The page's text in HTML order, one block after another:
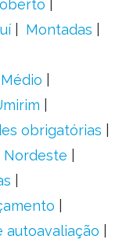
Montadas
obrigatórias
Nordeste
autoavaliação